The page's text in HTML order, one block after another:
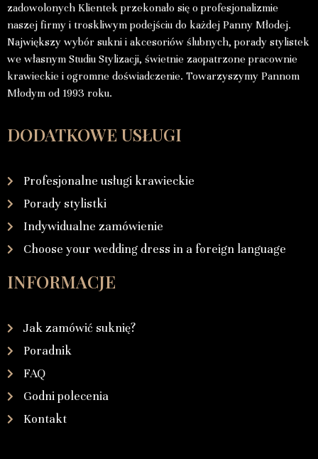
zadowolonych Klientek przekonało się o profesjonalizmie
naszej firmy i troskliwym podejściu do każdej Panny Młodej.
Największy wybór sukni i akcesoriów ślubnych, porady stylistek
we własnym Studiu Stylizacji, świetnie zaopatrzone pracownie
krawieckie i ogromne doświadczenie. Towarzyszymy Pannom
Młodym od 1993 roku.
DODATKOWE USŁUGI
Profesjonalne usługi krawieckie
Porady stylistki
Indywidualne zamówienie
Choose your wedding dress in a foreign language
INFORMACJE
Jak zamówić suknię?
Poradnik
FAQ
Godni polecenia
Kontakt